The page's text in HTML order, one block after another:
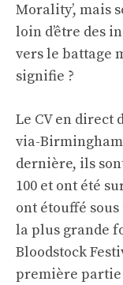
Morality’, mais
loin d’être des
vers le battage
signifie ?
Le CV en direct
via-Birmingham
dernière, ils
100 et ont été
ont étouffé
la plus grande
Bloodstock
première partie